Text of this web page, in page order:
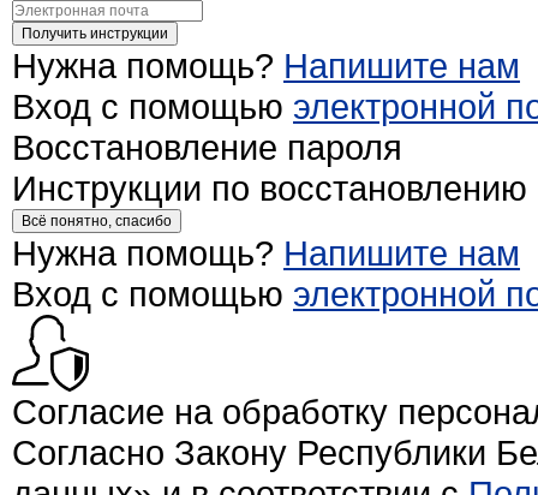
Получить инструкции
Нужна помощь? Напишите нам
Вход с помощью электронной
Восстановление пароля
Инструкции по
Всё понятно, спасибо
Нужна помощь? Напишите нам
Вход с помощью электронной
Согласие на обработку
Согласно Закону Республики